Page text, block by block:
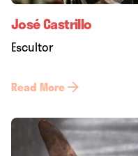
José Castrillo
Escultor
Read More